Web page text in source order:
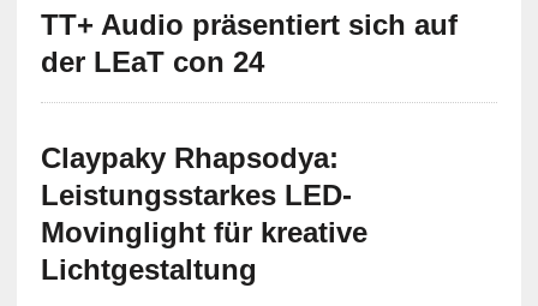
TT+ Audio präsentiert sich auf
der LEaT con 24
Claypaky Rhapsodya:
Leistungsstarkes LED-
Movinglight für kreative
Lichtgestaltung